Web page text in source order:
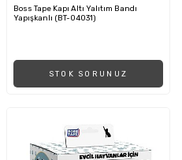
Boss Tape Kapı Altı Yalıtım Bandı
Yapışkanlı (BT-04031)
STOK SORUNUZ